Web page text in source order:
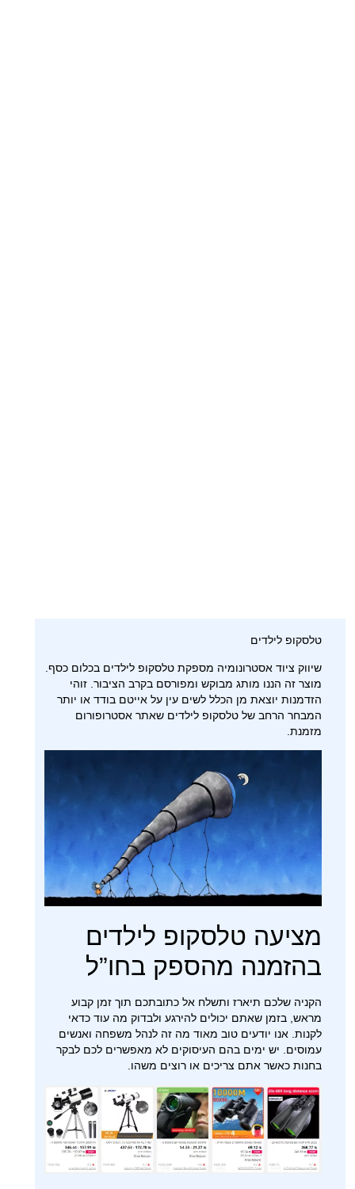
טלסקופ לילדים
שיווק ציוד אסטרונומיה מספקת טלסקופ לילדים בכלום כסף.
מוצר זה הננו מותג מבוקש ומפורסם בקרב הציבור. זוהי
הזדמנות יוצאת מן הכלל לשים עין על אייטם בודד או יותר
המבחר הרחב של טלסקופ לילדים שאתר אסטרופורום
מזמנת.
מציעה טלסקופ לילדים
בהזמנה מהספק בחו”ל
הקניה שלכם תיארז ותשלח אל כתובתכם תוך זמן קבוע
מראש, בזמן שאתם יכולים להירגע ולבדוק מה עוד כדאי
לקנות. אנו יודעים טוב מאוד מה זה לנהל משפחה ואנשים
עמוסים. יש ימים בהם העיסוקים לא מאפשרים לכם לבקר
בחנות כאשר אתם צריכים או רוצים משהו.